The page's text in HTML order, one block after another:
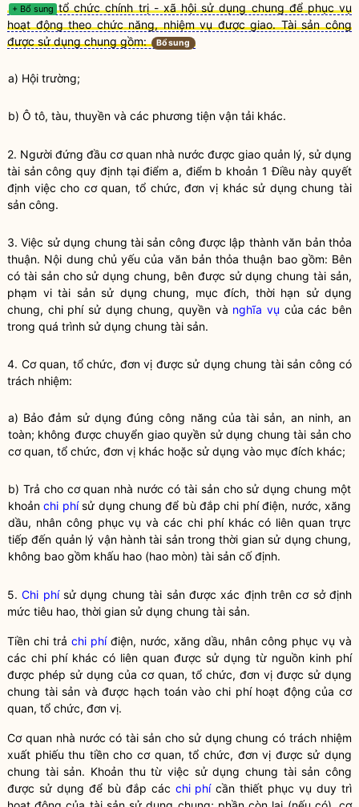
+ Bổ sung tổ chức chính trị - xã hội sử dụng chung để phục vụ
hoạt động theo chức năng, nhiệm vụ được giao. Tài sản công
được sử dụng chung gồm:
Bổ sung
a) Hội trường;
b) Ô tô, tàu, thuyền và các phương tiện vận tải khác.
2. Người đứng đầu cơ quan nhà nước được giao quản lý, sử dụng
tài sản công quy định tại điểm a, điểm b khoản 1 Điều này quyết
định việc cho cơ quan, tổ chức, đơn vị khác sử dụng chung tài
sản công.
3. Việc sử dụng chung tài sản công được lập thành văn bản thỏa
thuận. Nội dung chủ yếu của văn bản thỏa thuận bao gồm: Bên
có tài sản cho sử dụng chung, bên được sử dụng chung tài sản,
phạm vi tài sản sử dụng chung, mục đích, thời hạn sử dụng
chung, chi phí sử dụng chung, quyền và nghĩa vụ của các bên
trong quá trình sử dụng chung tài sản.
4. Cơ quan, tổ chức, đơn vị được sử dụng chung tài sản công có
trách nhiệm:
a) Bảo đảm sử dụng đúng công năng của tài sản, an ninh, an
toàn; không được chuyển giaoquyền sử dụng chung tài sản cho
cơ quan, tổ chức, đơn vị khác hoặc sử dụng vào mục đích khác;
b) Trả cho cơ quan nhà nước có tài sản cho sử dụng chung một
khoảnchi phísử dụng chung để bù đắpchi phíđiện, nước, xăng
dầu, nhân công phục vụ và các chi phíkhác có liên quan trực
tiếp đến quản lý vận hành tài sản trong thời gian sử dụng chung,
không bao gồm khấu hao (hao mòn) tài sản cố định.
5.Chi phísử dụng chung tài sản được xác định trên cơ sở định
mức tiêu hao, thời gian sử dụng chung tài sản.
Tiền chi trả chi phíđiện, nước, xăng dầu, nhân công phục vụ và
các chi phíkhác có liên quan được sử dụng từ nguồn kinh phí
được phép sử dụng của cơ quan, tổ chức, đơn vị được sử dụng
chung tài sản và được hạch toán vào chi phíhoạt động của cơ
quan, tổ chức, đơn vị.
Cơ quan nhà nước có tài sản cho sử dụng chung có trách nhiệm
xuất phiếu thu tiền cho cơ quan, tổ chức, đơn vị được sử dụng
chung tài sản. Khoản thu từ việc sử dụng chung tài sản công
được sử dụng để bù đắp các chi phícần thiết phục vụ duy trì